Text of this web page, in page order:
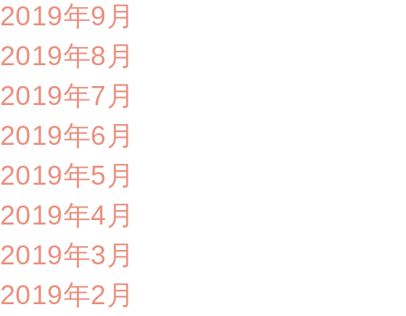
2019年9月
2019年8月
2019年7月
2019年6月
2019年5月
2019年4月
2019年3月
2019年2月